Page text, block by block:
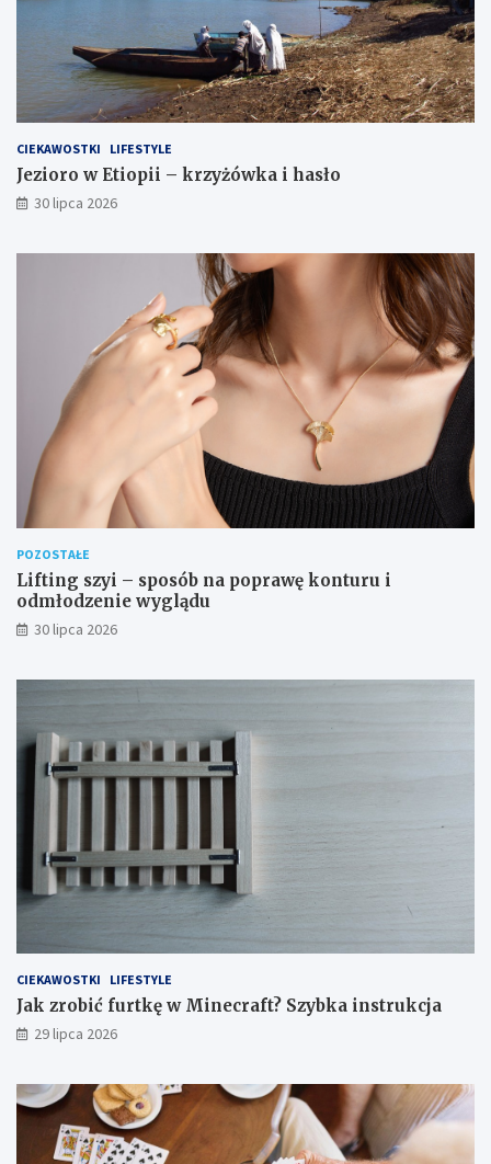
CIEKAWOSTKI LIFESTYLE
Jezioro w Etiopii – krzyżówka i hasło
30 lipca 2026
POZOSTAŁE
Lifting szyi – sposób na poprawę konturu i
odmłodzenie wyglądu
30 lipca 2026
CIEKAWOSTKI LIFESTYLE
Jak zrobić furtkę w Minecraft? Szybka instrukcja
29 lipca 2026